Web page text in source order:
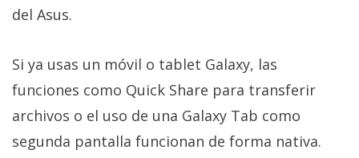
del Asus.
Si ya usas un móvil o tablet Galaxy, las
funciones como Quick Share para transferir
archivos o el uso de una Galaxy Tab como
segunda pantalla funcionan de forma nativa.